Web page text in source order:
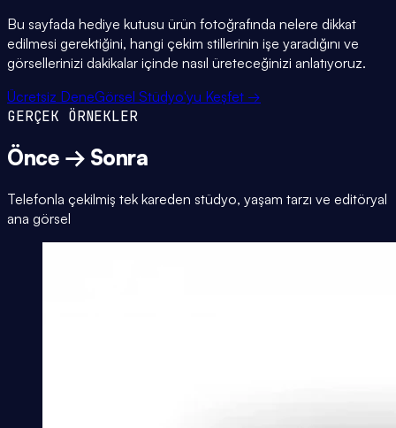
Bu sayfada hediye kutusu ürün fotoğrafında nelere dikkat
edilmesi gerektiğini, hangi çekim stillerinin işe yaradığını ve
görsellerinizi dakikalar içinde nasıl üreteceğinizi anlatıyoruz.
Ücretsiz DeneGörsel Stüdyo'yu Keşfet →
GERÇEK ÖRNEKLER
Önce → Sonra
Telefonla çekilmiş tek kareden stüdyo, yaşam tarzı ve editöryal
ana görsel